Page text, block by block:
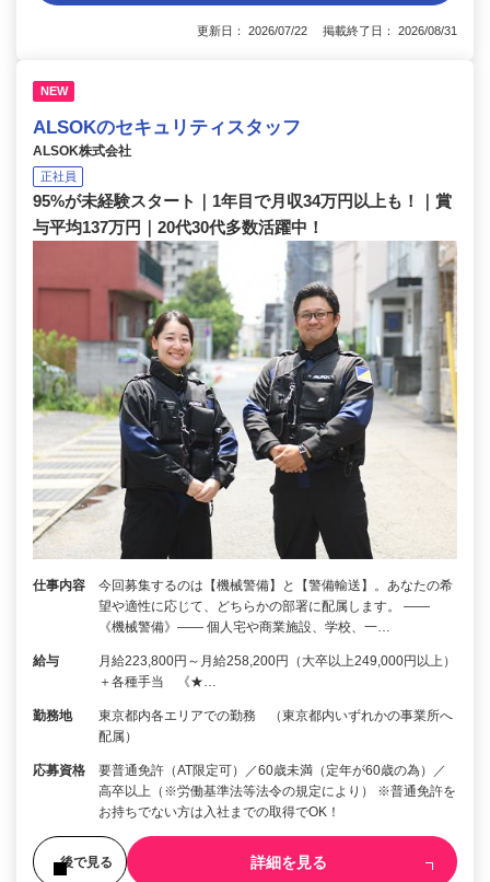
更新日： 2026/07/22 掲載終了日： 2026/08/31
NEW
ALSOKのセキュリティスタッフ
ALSOK株式会社
正社員
95%が未経験スタート｜1年目で月収34万円以上も！｜賞
与平均137万円｜20代30代多数活躍中！
仕事内容
今回募集するのは【機械警備】と【警備輸送】。あなたの希
望や適性に応じて、どちらかの部署に配属します。 ――
《機械警備》―― 個人宅や商業施設、学校、一…
給与
月給223,800円～月給258,200円（大卒以上249,000円以上）
＋各種手当 《★…
勤務地
東京都内各エリアでの勤務 （東京都内いずれかの事業所へ
配属）
応募資格
要普通免許（AT限定可）／60歳未満（定年が60歳の為）／
高卒以上（※労働基準法等法令の規定により） ※普通免許を
お持ちでない方は入社までの取得でOK！
後で見る 詳細を見る